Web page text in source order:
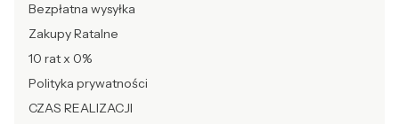
Bezpłatna wysyłka
Zakupy Ratalne
10 rat x 0%
Polityka prywatności
CZAS REALIZACJI